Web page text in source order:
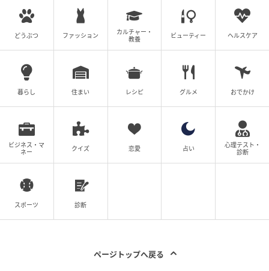
どうぶつ ファッション
カルチャー・
教養
ビューティー ヘルスケア
暮らし 住まい レシピ グルメ おでかけ
ビジネス・マ
ネー
クイズ 恋愛 占い
心理テスト・
診断
スポーツ 診断
ページトップへ戻る